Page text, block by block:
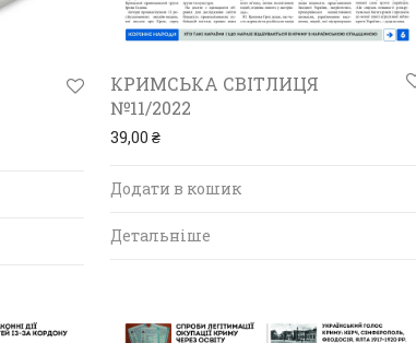
КРИМСЬКА СВІТЛИЦЯ
№11/2022
39,00 ₴
Додати в кошик
Детальніше